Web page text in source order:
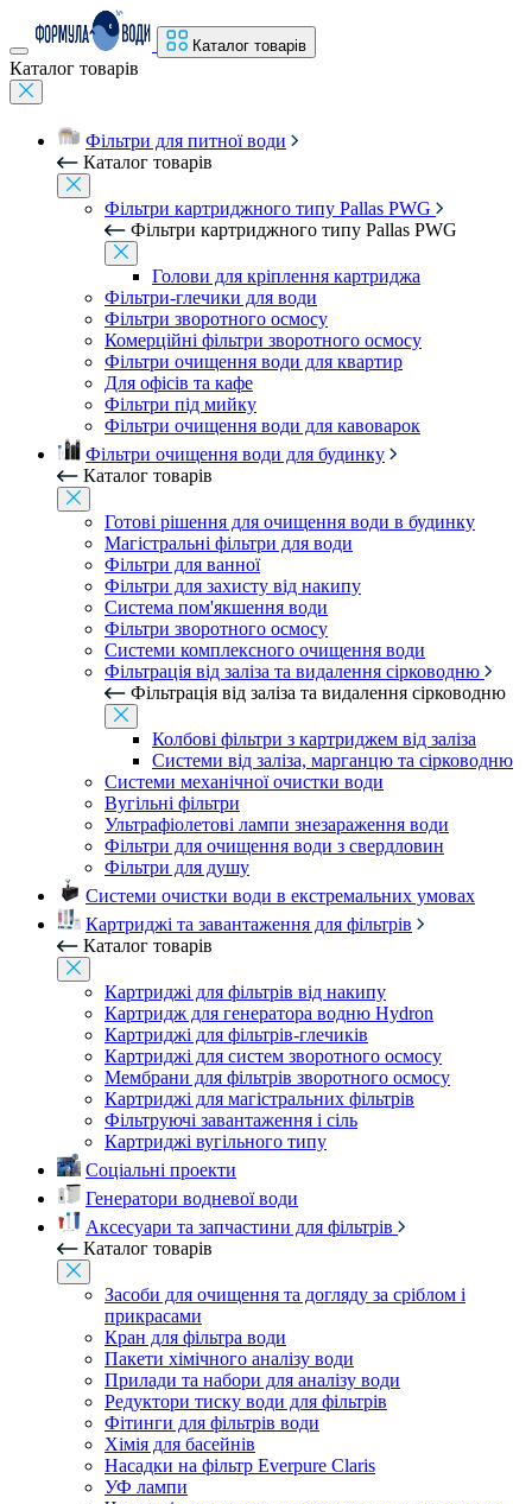
Каталог товарів
Каталог товарів
Фільтри для питної води
Каталог товарів
Фільтри картриджного типу Pallas PWG
Фільтри картриджного типу Pallas PWG
Голови для кріплення картриджа
Фільтри-глечики для води
Фільтри зворотного осмосу
Комерційні фільтри зворотного осмосу
Фільтри очищення води для квартир
Для офісів та кафе
Фільтри під мийку
Фільтри очищення води для кавоварок
Фільтри очищення води для будинку
Каталог товарів
Готові рішення для очищення води в будинку
Магістральні фільтри для води
Фільтри для ванної
Фільтри для захисту від накипу
Система пом'якшення води
Фільтри зворотного осмосу
Системи комплексного очищення води
Фільтрація від заліза та видалення сірководню
Фільтрація від заліза та видалення сірководню
Колбові фільтри з картриджем від заліза
Системи від заліза, марганцю та сірководню
Системи механічної очистки води
Вугільні фільтри
Ультрафіолетові лампи знезараження води
Фільтри для очищення води з свердловин
Фільтри для душу
Системи очистки води в екстремальних умовах
Картриджі та завантаження для фільтрів
Каталог товарів
Картриджі для фільтрів від накипу
Картридж для генератора водню Hydron
Картриджі для фільтрів-глечиків
Картриджі для систем зворотного осмосу
Мембрани для фільтрів зворотного осмосу
Картриджі для магістральних фільтрів
Фільтруючі завантаження і сіль
Картриджі вугільного типу
Соціальні проекти
Генератори водневої води
Аксесуари та запчастини для фільтрів
Каталог товарів
Засоби для очищення та догляду за сріблом і
прикрасами
Кран для фільтра води
Пакети хімічного аналізу води
Прилади та набори для аналізу води
Редуктори тиску води для фільтрів
Фітинги для фільтрів води
Хімія для басейнів
Насадки на фільтр Everpure Claris
УФ лампи